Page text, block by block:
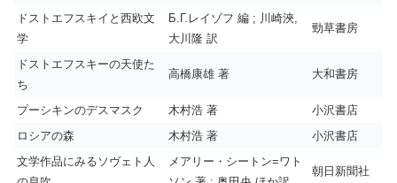
ドストエフスキイと西欧文
学
Б.Г.レイゾフ 編 ; 川崎浹,
大川隆 訳
勁草書房
ドストエフスキーの天使た
ち
高橋康雄 著 大和書房
プーシキンのデスマスク 木村浩 著
小沢書店
ロシアの森
木村浩 著
小沢書店
文学作品にみるソヴェト人
メアリー・シートン=ワト
朝日新聞社